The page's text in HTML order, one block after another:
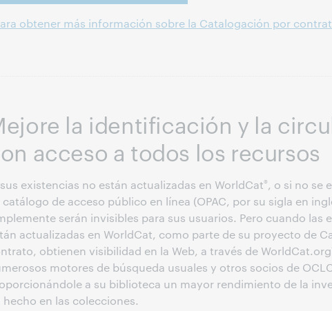
obtener más información sobre la Catalogación por
la identificación y la
acceso a todos los recursos
existencias no están actualizadas en WorldCat®, o si no se
catálogo de acceso público en línea (OPAC, por su sigla en
serán invisibles para sus usuarios. Pero cuando las
actualizadas en WorldCat, como parte de su proyecto de
obtienen visibilidad en la Web, a través de
motores de búsqueda usuales y otros socios de
a su biblioteca un mayor rendimiento de la
hecho en las colecciones.